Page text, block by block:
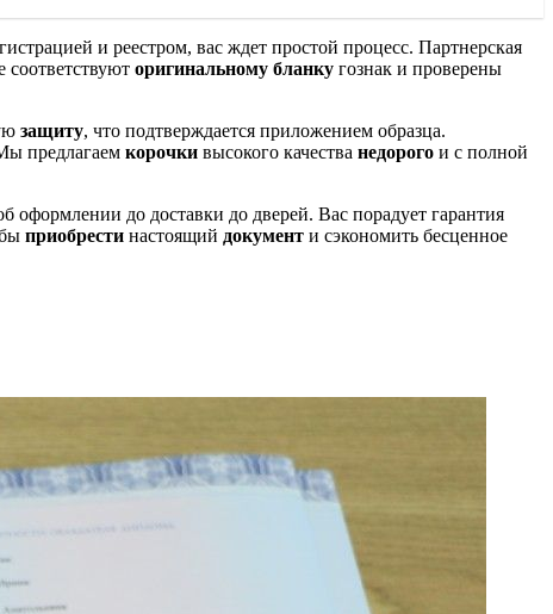
и реестром, вас ждет простой процесс. Партнерская
соответствуют оригинальному бланку гознак и проверены
защиту, что подтверждается приложением образца.
предлагаем корочки высокого качества недорого и с полной
оформлении до доставки до дверей. Вас порадует гарантия
приобрести настоящий документ и сэкономить бесценное